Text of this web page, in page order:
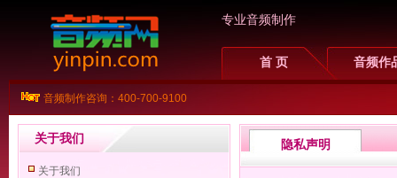
专业音频制作
首 页 音频作
音频制作咨询：400-700-9100
关于我们
关于我们
隐私声明